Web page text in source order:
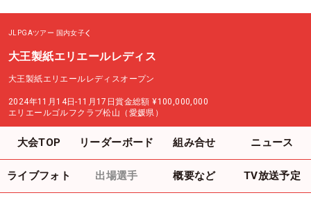
JLPGAツアー 国内女子
大王製紙エリエールレディス
大王製紙エリエールレディスオープン
2024年11月14日-11月17日賞金総額 ¥100,000,000
エリエールゴルフクラブ松山（愛媛県）
大会TOP リーダーボード 組み合せ ニュース
ライブフォト 出場選手 概要など TV放送予定